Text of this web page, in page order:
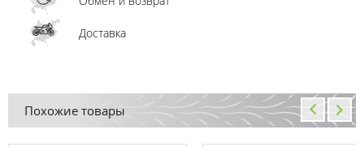
Доставка
Похожие товары